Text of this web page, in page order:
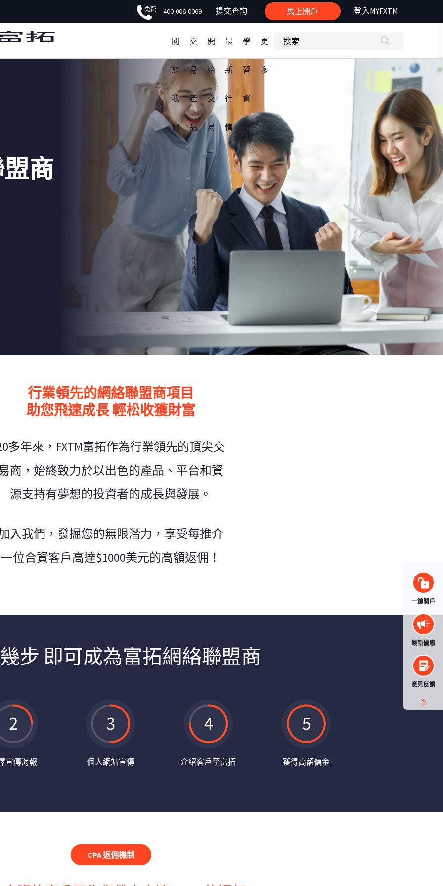
FXTM富拓APP 非凡體驗
免费 400-006-0069 提交查詢 馬上開戶 登入MYFXTM
關
於
我
們
交
易
產
品
開
始
交
易
最
新
行
情
學
習
資
源
更
多
商
行業領先的網絡聯盟商項目
助您飛速成長 輕松收獲財富
多年來，FXTM富拓作為行業領先的頂尖交
商，始終致力於以出色的產品、平台和資
源支持有夢想的投資者的成長與發展。
入我們，發掘您的無限潛力，享受每推介
一位合資客戶高達$1000美元的高額返佣！
步 即可成為富拓網絡聯盟商
宣傳海報 個人網站宣傳 介紹客戶至富拓 獲得高額傭金
CPA 返佣機制
一鍵開戶
最新優惠
意見反饋